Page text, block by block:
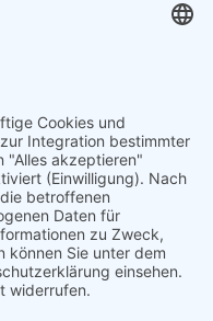
verkünden den